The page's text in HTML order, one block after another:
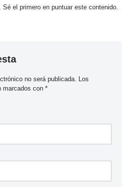
Sé el primero en puntuar este contenido.
no será publicada. Los
marcados con *